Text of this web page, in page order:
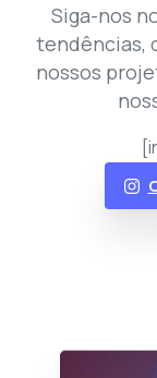
Siga-nos
tendências,
nossos